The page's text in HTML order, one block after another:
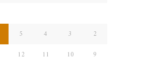
2
3
4
5
9
10
11
12